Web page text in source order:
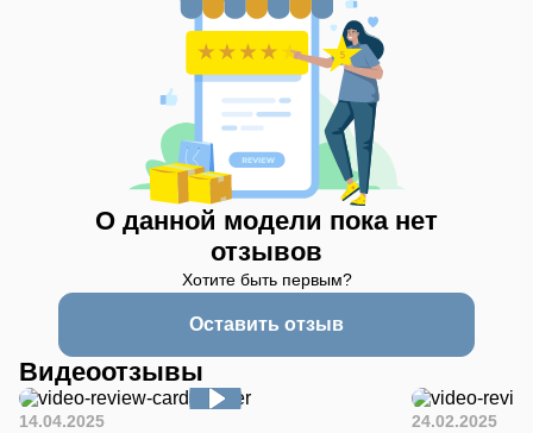
О данной модели пока нет
отзывов
Хотите быть первым?
Оставить отзыв
Видеоотзывы
14.04.2025
24.02.2025